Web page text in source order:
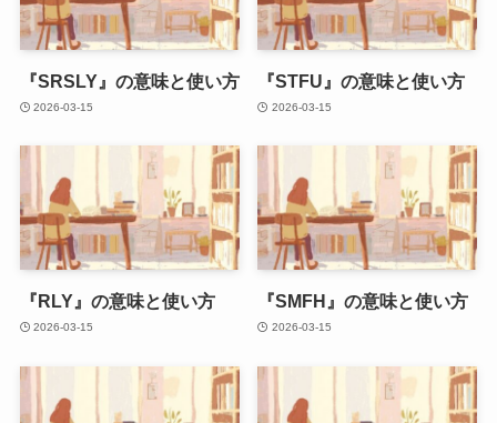
『SRSLY』の意味と使い方
2026-03-15
『STFU』の意味と使い方
2026-03-15
『RLY』の意味と使い方
2026-03-15
『SMFH』の意味と使い方
2026-03-15